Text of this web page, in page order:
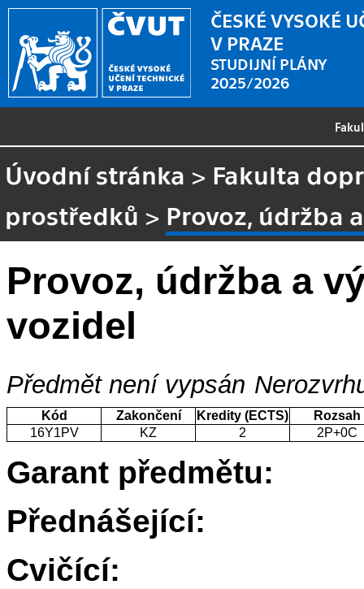
ČESKÉ VYSOKÉ
V PRAZE
STUDIJNÍ PLÁNY
2025/2026
Úvodní stránka > Fakulta
prostředků > Provoz, údržba
Provoz, údržba a
vozidel
Předmět není vypsán
Kód Zakončení Kredity (ECTS)
Rozsah
16Y1PV
KZ 2 2P+0C
Garant předmětu:
Přednášející:
Cvičící: